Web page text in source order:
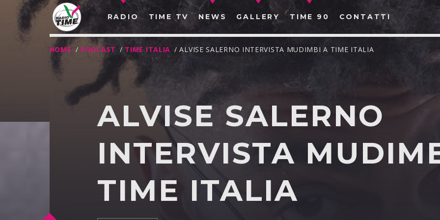
RADIO TIME TV NEWS GALLERY TIME 90 CONTATTI
CERCA NEL SITO WEB:
HOME / PODCAST / TIME ITALIA / ALVISE SALERNO INTERVISTA MUDIMBI A TIME ITALIA
ALVISE SALERNO
INTERVISTA
TIME ITALIA